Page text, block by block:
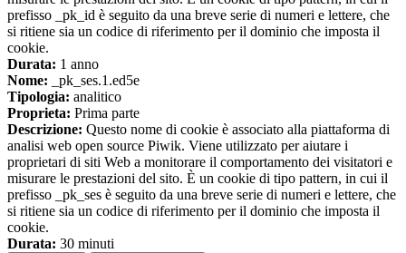
prefisso _pk_id è seguito da una breve serie di numeri e lettere, che
si ritiene sia un codice di riferimento per il dominio che imposta il
cookie.
Durata: 1 anno
Nome: _pk_ses.1.ed5e
Tipologia: analitico
Proprieta: Prima parte
Descrizione: Questo nome di cookie è associato alla piattaforma di
analisi web open source Piwik. Viene utilizzato per aiutare i
proprietari di siti Web a monitorare il comportamento dei visitatori e
misurare le prestazioni del sito. È un cookie di tipo pattern, in cui il
prefisso _pk_ses è seguito da una breve serie di numeri e lettere, che
si ritiene sia un codice di riferimento per il dominio che imposta il
cookie.
Durata: 30 minuti